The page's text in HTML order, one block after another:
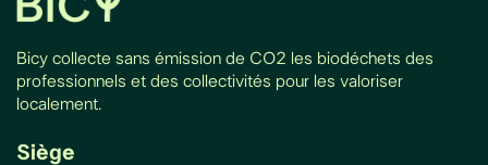
Bicy collecte sans émission de CO2 les biodéchets des
professionnels et des collectivités pour les valoriser
localement.
Siège